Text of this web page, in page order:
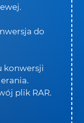
do
konwersji
plik RAR.